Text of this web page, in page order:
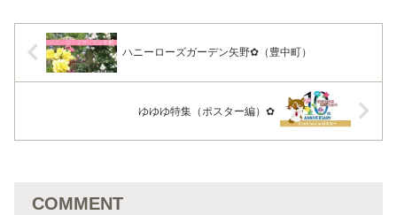
ハニーローズガーデン矢野✿（豊中町）
ゆゆゆ特集（ポスター編）✿
COMMENT